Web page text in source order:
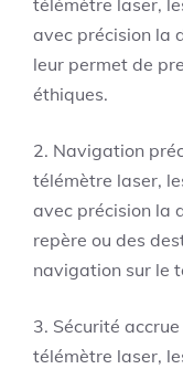
télémètre laser,
avec précision la
leur permet de
éthiques.
2. Navigation
télémètre laser,
avec précision la
repère ou des
navigation sur le
3. Sécurité
télémètre laser,